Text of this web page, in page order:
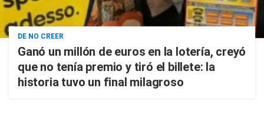
DE NO CREER
Ganó un millón de euros en la lotería, creyó
que no tenía premio y tiró el billete: la
historia tuvo un final milagroso